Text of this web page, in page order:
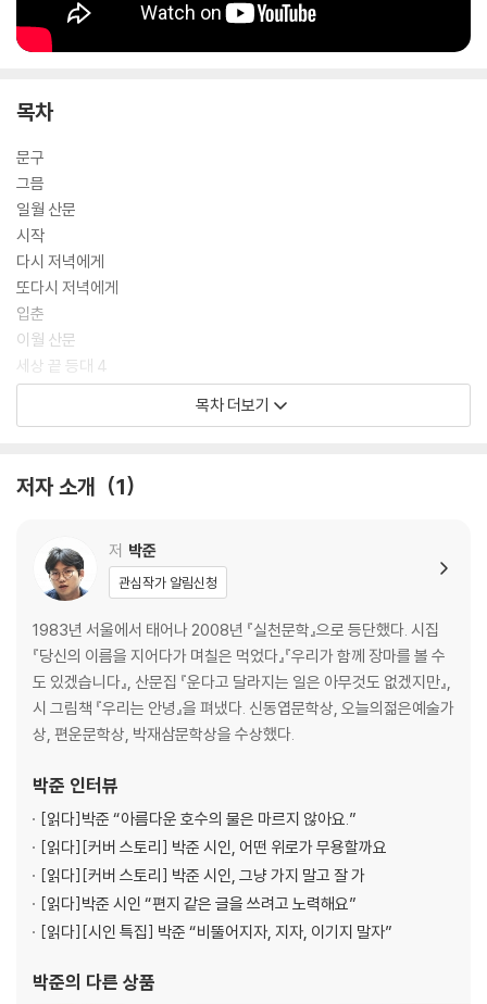
로 삼아 펼쳐놓은 상찰들은 시인이 불어넣은 언어의 숨결로 인해 새로운
빛깔을 찾아간다.
목차
문구
그믐
일월 산문
시작
다시 저녁에게
또다시 저녁에게
입춘
이월 산문
세상 끝 등대 4
장면
강변
삼월의 편지
다시 회기
사월 산문
한계
이해라는 문
희극
사월의 답장
하나와 하나하나
오월 산문 - 바둑이점
어떤 독해
다시 침묵에게
새 녘
혼자 밥을 먹는 일
헬카페
유월 산문
회차
목차 더보기
저자 소개 1
저 박준
관심작가 알림신청
1983년 서울에서 태어나 2008년 『실천문학』으로 등단했다. 시집
『당신의 이름을 지어다가 며칠은 먹었다』『우리가 함께 장마를 볼 수
도 있겠습니다』, 산문집 『운다고 달라지는 일은 아무것도 없겠지만』,
시 그림책 『우리는 안녕』을 펴냈다. 신동엽문학상, 오늘의젊은예술가
상, 편운문학상, 박재삼문학상을 수상했다.
박준 인터뷰
[읽다]박준 “아름다운 호수의 물은 마르지 않아요.”
[읽다][커버 스토리] 박준 시인, 어떤 위로가 무용할까요
[읽다][커버 스토리] 박준 시인, 그냥 가지 말고 잘 가
[읽다]박준 시인 “편지 같은 글을 쓰려고 노력해요”
[읽다][시인 특집] 박준 “비뚤어지자, 지자, 이기지 말자”
박준의 다른 상품